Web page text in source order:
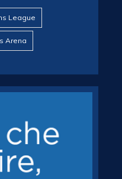
League
Arena